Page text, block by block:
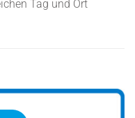
Tag und Ort